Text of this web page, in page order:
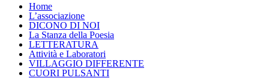
Home
L’associazione
DICONO DI NOI
La Stanza della Poesia
LETTERATURA
Attività e Laboratori
VILLAGGIO DIFFERENTE
CUORI PULSANTI